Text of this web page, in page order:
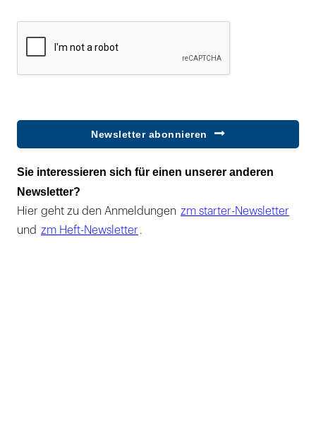
Newsletter abonnieren
Sie interessieren sich für einen unserer anderen
Newsletter?
Hier geht zu den Anmeldungen zm starter-Newsletter
und zm Heft-Newsletter .